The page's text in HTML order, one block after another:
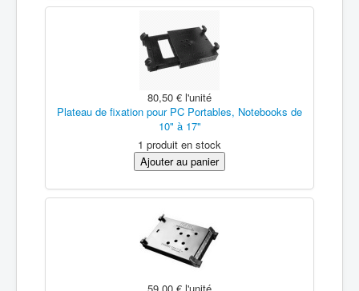
80,50 € l'unité
Plateau de fixation pour PC Portables, Notebooks de
10" à 17"
1 produit en stock